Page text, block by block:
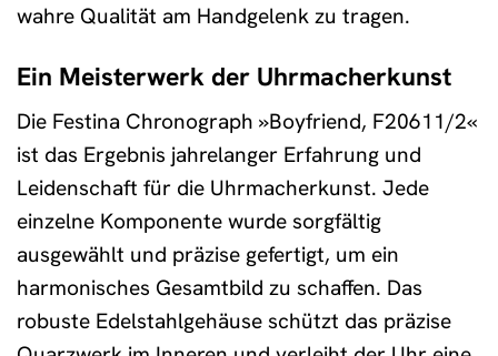
wahre Qualität am Handgelenk zu tragen.
Ein Meisterwerk der Uhrmacherkunst
Die Festina Chronograph »Boyfriend, F20611/2«
ist das Ergebnis jahrelanger Erfahrung und
Leidenschaft für die Uhrmacherkunst. Jede
einzelne Komponente wurde sorgfältig
ausgewählt und präzise gefertigt, um ein
harmonisches Gesamtbild zu schaffen. Das
robuste Edelstahlgehäuse schützt das präzise